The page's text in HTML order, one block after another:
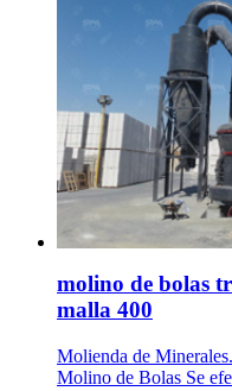
molino de bolas
malla 400
Molienda de
Molino de Bolas Se